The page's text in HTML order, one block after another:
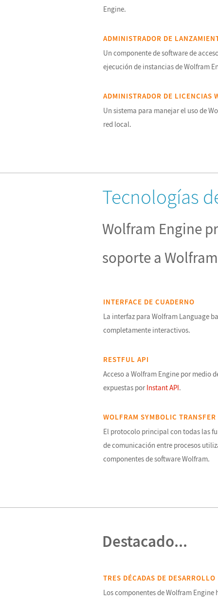
Engine.
ADMINISTRADOR DE
Un componente de software de
ejecución de instancias de Wolfram
ADMINISTRADOR DE LICENCIAS
Un sistema para manejar el uso de
red local.
Tecnologías
Wolfram Engine
soporte a
INTERFACE DE CUADERNO
La interfaz para Wolfram Language
completamente interactivos.
RESTFUL API
Acceso a Wolfram Engine por medio
expuestas por Instant API.
WOLFRAM SYMBOLIC
El protocolo principal con todas las
de comunicación entre procesos
componentes de software Wolfram.
Destacado...
TRES DÉCADAS DE DESARROLLO
Los componentes de Wolfram Engine